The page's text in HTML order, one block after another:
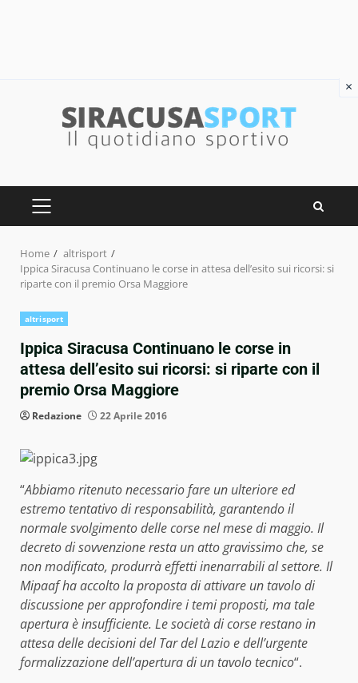
PRIMARY
Home
altrisport
Ippica Siracusa Continuano le corse in attesa dell’esito sui ricorsi: si
riparte con il premio Orsa Maggiore
altrisport
Ippica Siracusa Continuano le corse in
attesa dell’esito sui ricorsi: si riparte con il
premio Orsa Maggiore
Redazione 22 Aprile 2016
“Abbiamo ritenuto necessario fare un ulteriore ed
estremo tentativo di responsabilità, garantendo il
normale svolgimento delle corse nel mese di maggio. Il
decreto di sovvenzione resta un atto gravissimo che, se
non modificato, produrrà effetti inenarrabili al settore. Il
Mipaaf ha accolto la proposta di attivare un tavolo di
discussione per approfondire i temi proposti, ma tale
apertura è insufficiente. Le società di corse restano in
attesa delle decisioni del Tar del Lazio e dell’urgente
formalizzazione dell’apertura di un tavolo tecnico“.
×